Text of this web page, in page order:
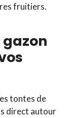
fruitiers.
tontes de
direct autour